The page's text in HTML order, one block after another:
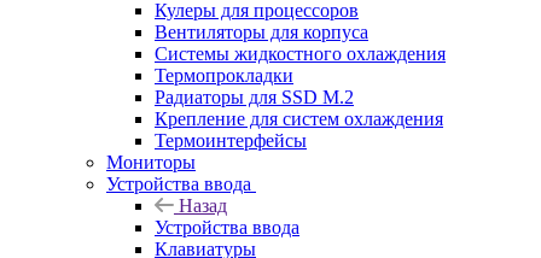
Кулеры для процессоров
Вентиляторы для корпуса
Системы жидкостного охлаждения
Термопрокладки
Радиаторы для SSD M.2
Крепление для систем охлаждения
Термоинтерфейсы
Мониторы
Устройства ввода
Назад
Устройства ввода
Клавиатуры